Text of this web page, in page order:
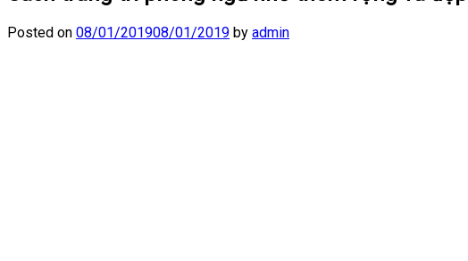
Posted on 08/01/201908/01/2019 by admin